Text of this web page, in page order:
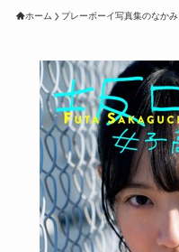
ホーム プレーボーイ写真集のなかみ